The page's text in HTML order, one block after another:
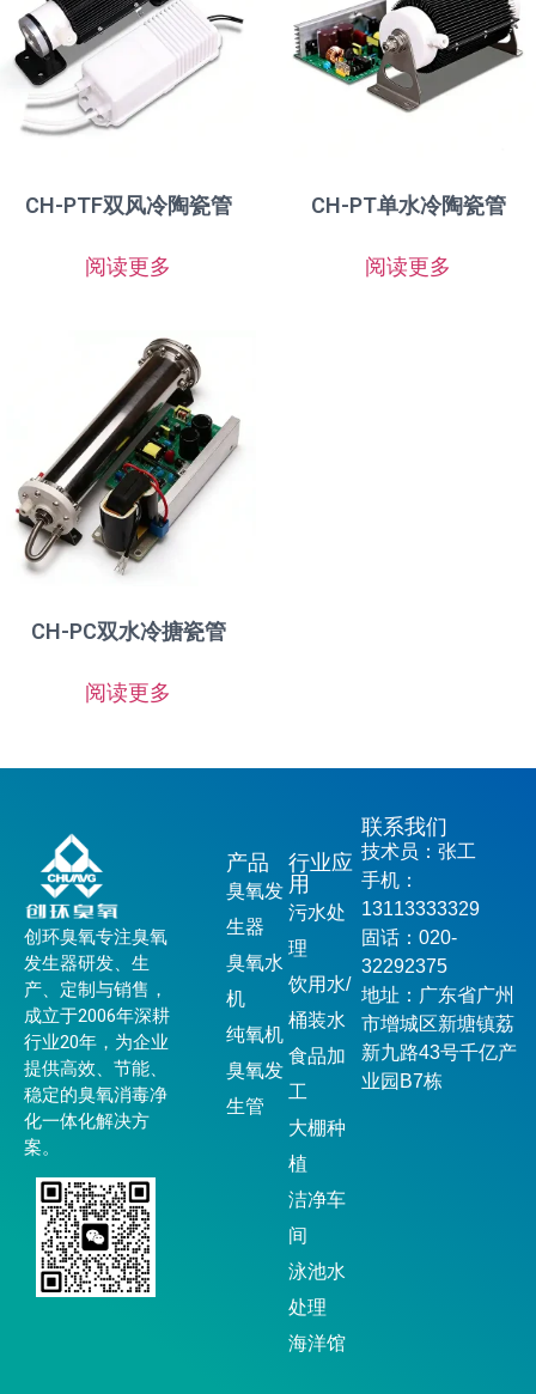
CH-PTF双风冷陶瓷管
阅读更多
CH-PT单水冷陶瓷管
阅读更多
CH-PC双水冷搪瓷管
阅读更多
创环臭氧专注臭氧
发生器研发、生
产、定制与销售，
成立于2006年深耕
行业20年，为企业
提供高效、节能、
稳定的臭氧消毒净
化一体化解决方
案。
产品
臭氧发
生器
臭氧水
机
纯氧机
臭氧发
生管
行业应
用
污水处
理
饮用水/
桶装水
食品加
工
大棚种
植
洁净车
间
泳池水
处理
海洋馆
联系我们
技术员：张工
手机：
13113333329
固话：020-
32292375
地址：广东省广州
市增城区新塘镇荔
新九路43号千亿产
业园B7栋